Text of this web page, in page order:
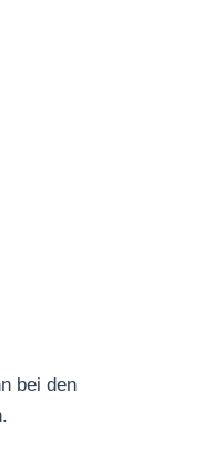
bei den